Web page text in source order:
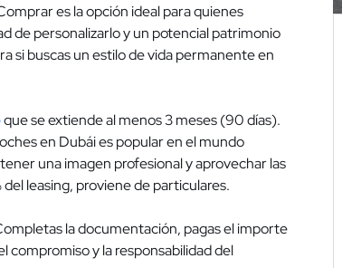
es la opción ideal para quienes
de personalizarlo y un potencial patrimonio
si buscas un estilo de vida permanente en
que se extiende al menos 3 meses (90 días).
en Dubái es popular en el mundo
una imagen profesional y aprovechar las
leasing, proviene de particulares.
la documentación, pagas el importe
compromiso y la responsabilidad del